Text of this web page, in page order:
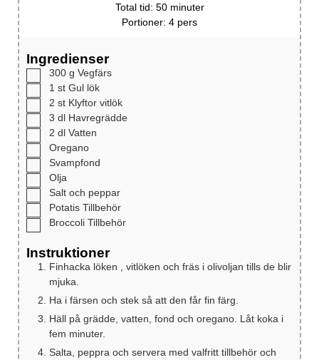
Total tid: 50 minuter
Portioner: 4 pers
Ingredienser
300 g Vegfärs
1 st Gul lök
2 st Klyftor vitlök
3 dl Havregrädde
2 dl Vatten
Oregano
Svampfond
Olja
Salt och peppar
Potatis Tillbehör
Broccoli Tillbehör
Instruktioner
Finhacka löken , vitlöken och fräs i olivoljan tills de blir
mjuka.
Ha i färsen och stek så att den får fin färg.
Häll på grädde, vatten, fond och oregano. Låt koka i
fem minuter.
Salta, peppra och servera med valfritt tillbehör och